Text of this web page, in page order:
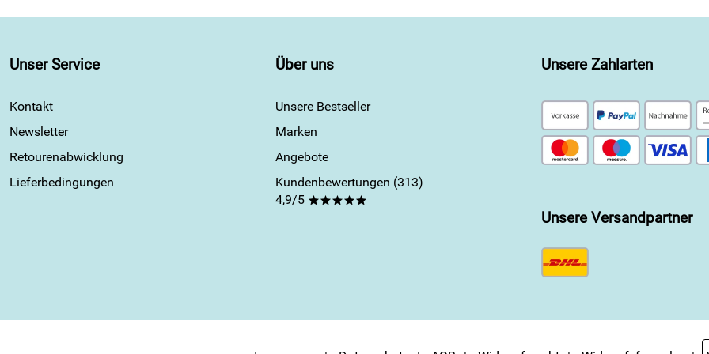
Unser Service
Kontakt
Newsletter
Retourenabwicklung
Lieferbedingungen
Über uns
Unsere Bestseller
Marken
Angebote
Kundenbewertungen (313)
4,9/5 *****
Unsere Zahlarten
Unsere Versandpartner